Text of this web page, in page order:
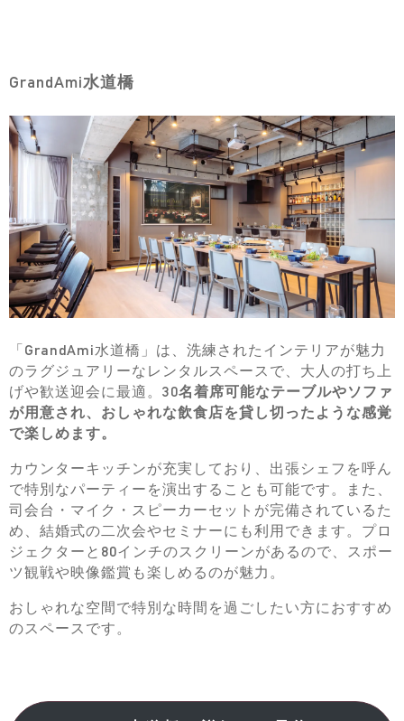
GrandAmi水道橋
「GrandAmi水道橋」は、洗練されたインテリアが魅力
のラグジュアリーなレンタルスペースで、大人の打ち上
げや歓送迎会に最適。 30名着席可能なテーブルやソファ
が用意され、おしゃれな飲食店を貸し切ったような感覚
で楽しめます。
カウンターキッチンが充実しており、出張シェフを呼ん
で特別なパーティーを演出することも可能です。また、
司会台・マイク・スピーカーセットが完備されているた
め、結婚式の二次会やセミナーにも利用できます。プロ
ジェクターと80インチのスクリーンがあるので、スポー
ツ観戦や映像鑑賞も楽しめるのが魅力。
おしゃれな空間で特別な時間を過ごしたい方におすすめ
のスペースです。